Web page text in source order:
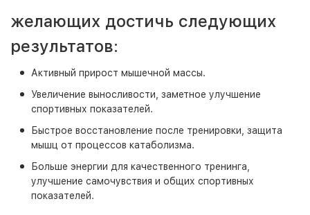
желающих достичь следующих
результатов:
Активный прирост мышечной массы.
Увеличение выносливости, заметное улучшение
спортивных показателей.
Быстрое восстановление после тренировки, защита
мышц от процессов катаболизма.
Больше энергии для качественного тренинга,
улучшение самочувствия и общих спортивных
показателей.